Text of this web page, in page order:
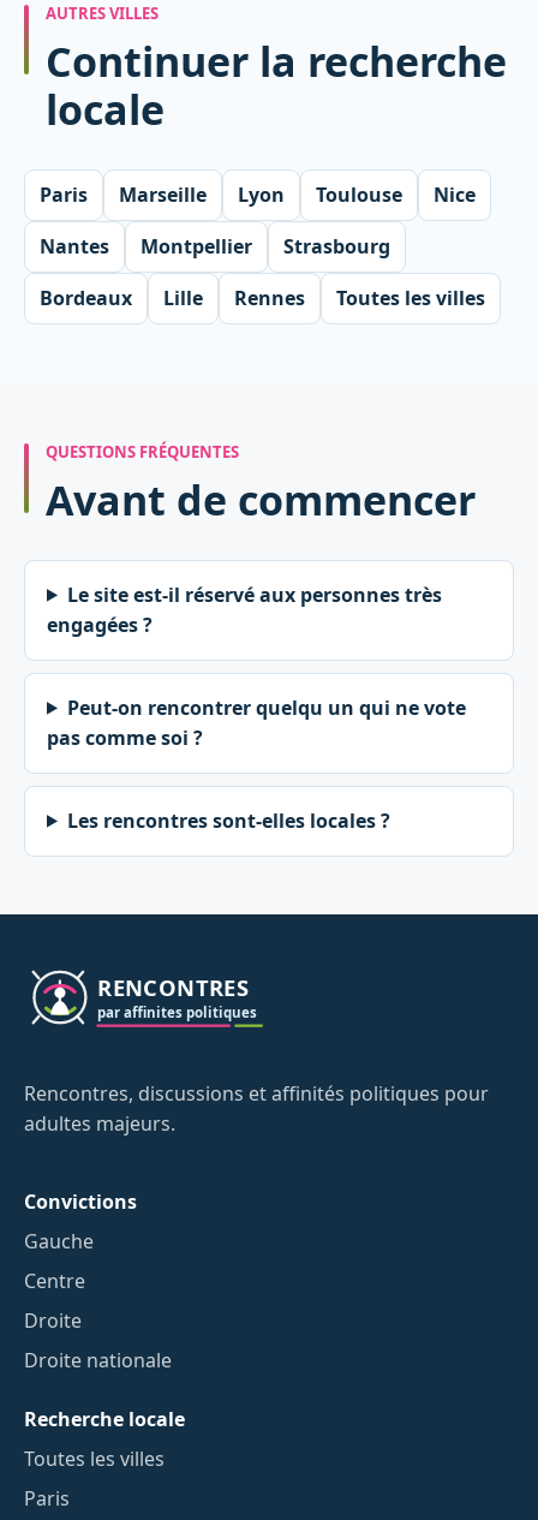
AUTRES VILLES
Continuer la recherche
locale
Paris Marseille Lyon Toulouse
Nice
Nantes
Montpellier
Strasbourg
Bordeaux
Lille Rennes Toutes les villes
QUESTIONS FRÉQUENTES
Avant de commencer
Le site est-il réservé aux personnes très
engagées ?
Peut-on rencontrer quelqu un qui ne vote
pas comme soi ?
Les rencontres sont-elles locales ?
Rencontres, discussions et affinités politiques pour
adultes majeurs.
Convictions
Gauche
Centre
Droite
Droite nationale
Recherche locale
Toutes les villes
Paris